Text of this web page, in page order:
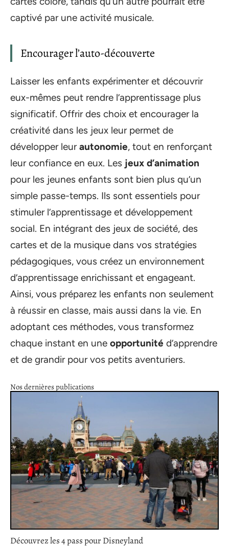
captivé par une activité musicale.
Encourager l’auto-découverte
Laisser les enfants expérimenter et découvrir
eux-mêmes peut rendre l’apprentissage plus
significatif. Offrir des choix et encourager la
créativité dans les jeux leur permet de
développer leurautonomie, tout en renforçant
leur confiance en eux. Les jeux d’animation
pour les jeunes enfants sont bien plus qu’un
simple passe-temps. Ils sont essentiels pour
stimuler l’apprentissage et développement
social. En intégrant des jeux de société, des
cartes et de la musique dans vos stratégies
pédagogiques, vous créez un environnement
d’apprentissage enrichissant et engageant.
Ainsi, vous préparez les enfants non seulement
à réussir en classe, mais aussi dans la vie. En
adoptant ces méthodes, vous transformez
chaque instant en une opportunité d’apprendre
et de grandir pour vos petits aventuriers.
Nos dernières publications
Découvrez les 4 pass pour Disneyland